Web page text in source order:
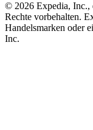
© 2026 Expedia, Inc.,
Rechte vorbehalten.
Handelsmarken oder
Inc.